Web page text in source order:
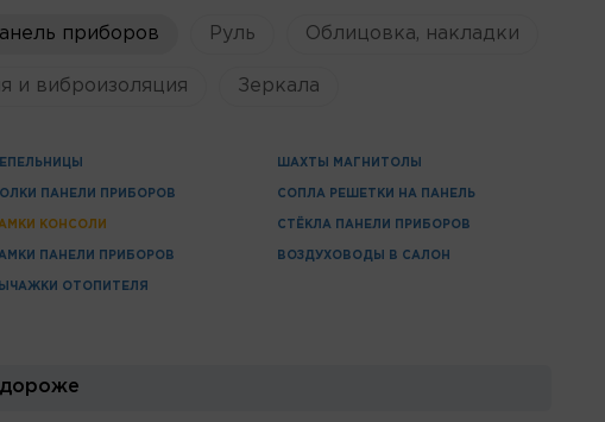
приборов Руль Облицовка, накладки
и виброизоляция Зеркала
ПАНЕЛИ ПРИБОРОВ
КОНСОЛИ
ПАНЕЛИ ПРИБОРОВ
ОТОПИТЕЛЯ
ШАХТЫ МАГНИТОЛЫ
СОПЛА РЕШЕТКИ НА ПАНЕЛЬ
СТЁКЛА ПАНЕЛИ ПРИБОРОВ
ВОЗДУХОВОДЫ В САЛОН